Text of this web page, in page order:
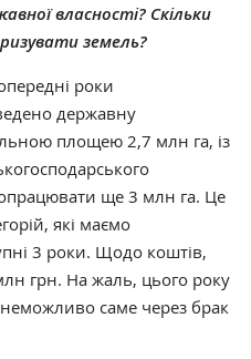
власності? Скільки
земель?
роки
державну
площею 2,7 млн га, із
ще 3 млн га. Це
які маємо
3 роки. Щодо коштів,
грн. На жаль, цього року
саме через брак